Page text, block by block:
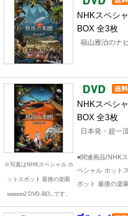
NHKスペシ
BOX 全3枚
福山雅治のナ
※写真はNHKスペシャル ホ
ットスポット 最後の楽園
season2 DVD-BO...です。
NHKスペシ
BOX 全3枚
日本発・超一
●関連商品/NHK
ペシャル ホット
ポット 最後の楽